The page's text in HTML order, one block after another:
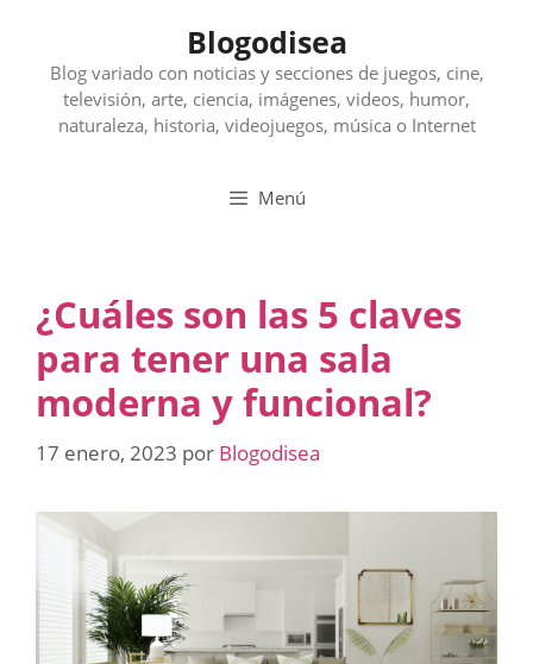
contenido
Blogodisea
Blog variado con noticias y secciones de juegos, cine,
televisión, arte, ciencia, imágenes, videos, humor,
naturaleza, historia, videojuegos, música o Internet
Menú
¿Cuáles son las 5 claves
para tener una sala
moderna y funcional?
17 enero, 2023 por Blogodisea